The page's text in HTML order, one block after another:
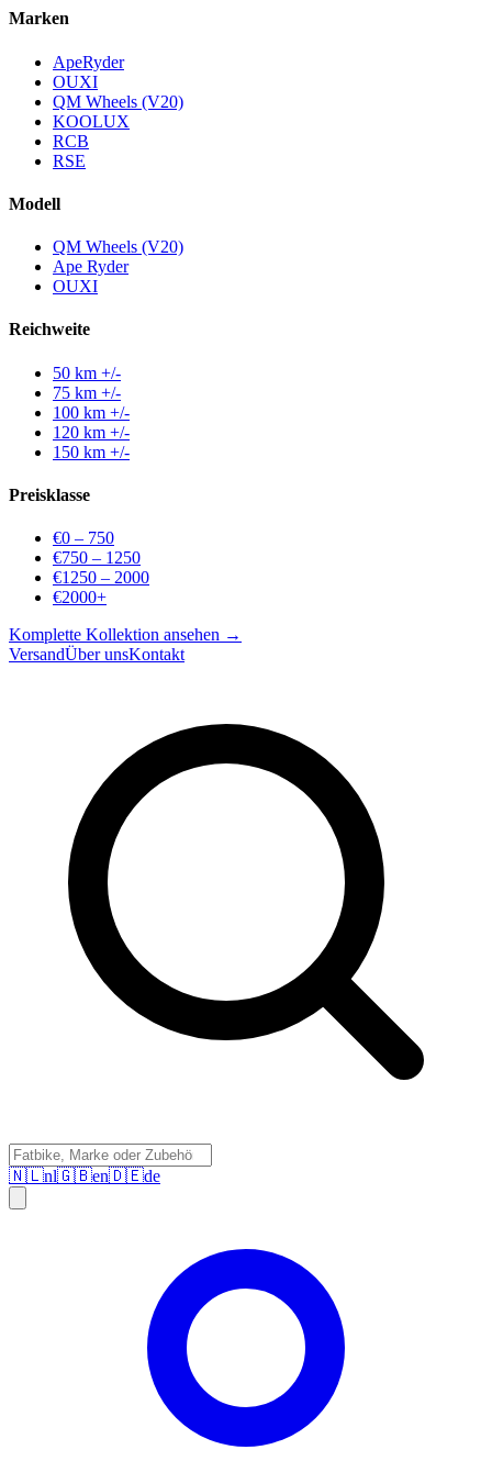
Marken
ApeRyder
OUXI
QM Wheels (V20)
KOOLUX
RCB
RSE
Modell
QM Wheels (V20)
Ape Ryder
OUXI
Reichweite
50 km +/-
75 km +/-
100 km +/-
120 km +/-
150 km +/-
Preisklasse
€0 – 750
€750 – 1250
€1250 – 2000
€2000+
Komplette Kollektion ansehen →
VersandÜber unsKontakt
🇳🇱nl🇬🇧en🇩🇪de